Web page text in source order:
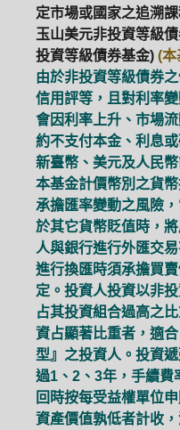
PGIM系列基金
定期(不)定額
定市場或國家之追溯
玉山美元非投資等級
投資等級債券基金) (本
由於非投資等級債券
信用評等，且對利率
會因利率上升、市場
約不支付本金、利息
新臺幣、美元及人民
本基金計價幣別之貨
承擔匯率變動之風險
於其它貨幣貶值時，
人與銀行進行外匯交
進行換匯時須承擔買
定。投資人投資以非
占其投資組合過高之
資占顯著比重者，適
型』之投資人。投資
過1、2、3年，手續費
回時按每受益權單位
資產價值孰低者計收，